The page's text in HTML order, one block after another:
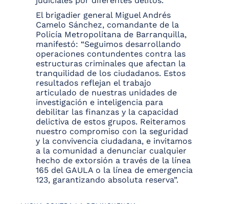
El brigadier general Miguel Andrés
Camelo Sánchez, comandante de la
Policía Metropolitana de Barranquilla,
manifestó: “Seguimos desarrollando
operaciones contundentes contra las
estructuras criminales que afectan la
tranquilidad de los ciudadanos. Estos
resultados reflejan el trabajo
articulado de nuestras unidades de
investigación e inteligencia para
debilitar las finanzas y la capacidad
delictiva de estos grupos. Reiteramos
nuestro compromiso con la seguridad
y la convivencia ciudadana, e invitamos
a la comunidad a denunciar cualquier
hecho de extorsión a través de la línea
165 del GAULA o la línea de emergencia
123, garantizando absoluta reserva”.